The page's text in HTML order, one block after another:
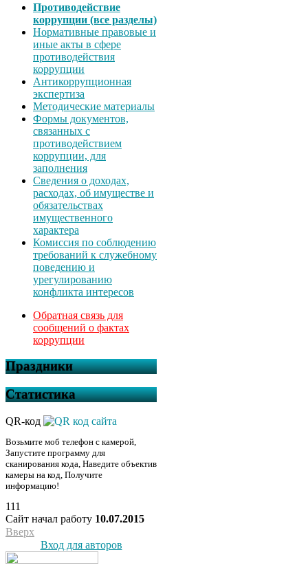
Противодействие
коррупции (все разделы)
Нормативные правовые и
иные акты в сфере
противодействия
коррупции
Антикоррупционная
экспертиза
Методические материалы
Формы документов,
связанных с
противодействием
коррупции, для
заполнения
Сведения о доходах,
расходах, об имуществе и
обязательствах
имущественного
характера
Комиссия по соблюдению
требований к служебному
поведению и
урегулированию
конфликта интересов
Обратная связь для
сообщений о фактах
коррупции
Праздники
Статистика
QR-код
Возьмите моб телефон с камерой,
Запустите программу для
сканирования кода, Наведите объектив
камеры на код, Получите
информацию!
111
Сайт начал работу 10.07.2015
Вверх
Вход для авторов